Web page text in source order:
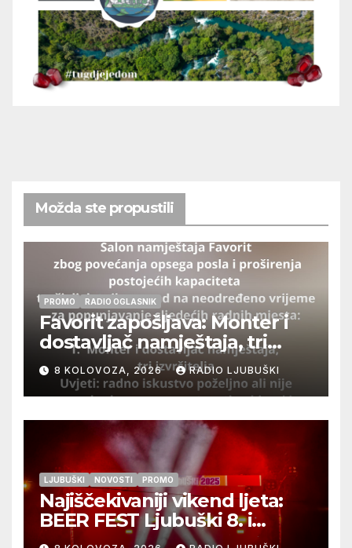
Možda ste propustili
PROMO RADIO OGLASNIK
Favorit zapošljava: Monter i
dostavljač namještaja, tri
izvršitelja
8 KOLOVOZA, 2026 RADIO LJUBUŠKI
LJUBUŠKI NOVOSTI PROMO
Najiščekivaniji vikend ljeta:
BEER FEST Ljubuški 8. i
9.kolovoza